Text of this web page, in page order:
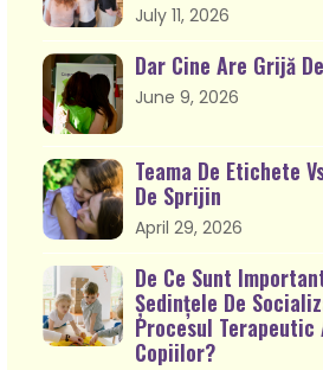
July 11, 2026
Dar Cine Are Grijă
June 9, 2026
Teama De Etichete
De Sprijin
April 29, 2026
De Ce Sunt
Ședințele De
Procesul Terapeutic
Copiilor?